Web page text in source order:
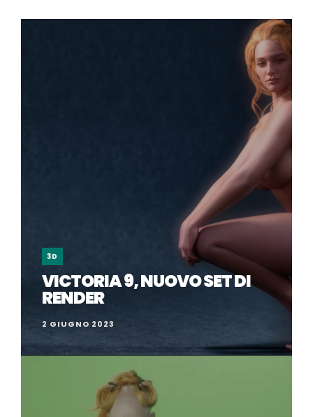
3D
VICTORIA 9, NUOVO SET DI
RENDER
2 GIUGNO 2023